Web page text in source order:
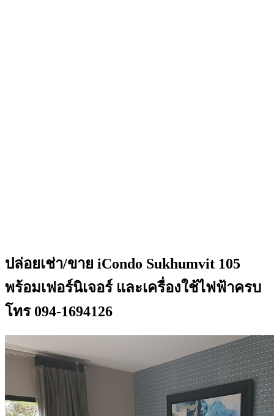
ปล่อยเช่า/ขาย iCondo Sukhumvit 105
พร้อมเฟอร์นิเจอร์ และเครื่องใช้ไฟฟ้าครบ
โทร 094-1694126